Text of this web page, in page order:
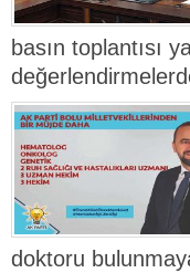
basın toplantısı
doktoru